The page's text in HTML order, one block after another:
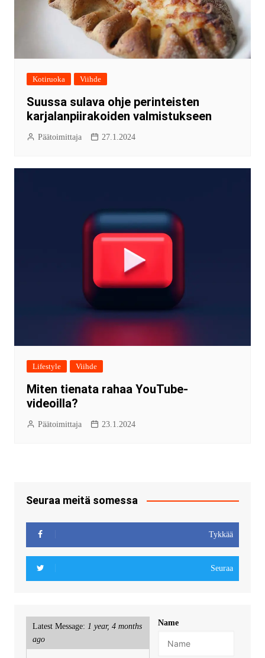
Kotiruoka Viihde
Suussa sulava ohje perinteisten
karjalanpiirakoiden valmistukseen
Päätoimittaja 27.1.2024
Lifestyle Viihde
Miten tienata rahaa YouTube-
videoilla?
Päätoimittaja 23.1.2024
Seuraa meitä somessa
Tykkää
Seuraa
Latest Message: 1 year, 4 months
ago
Name